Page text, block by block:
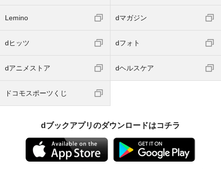
Lemino dマガジン
dヒッツ dフォト
dアニメストア dヘルスケア
ドコモスポーツくじ
dブックアプリのダウンロードはコチラ